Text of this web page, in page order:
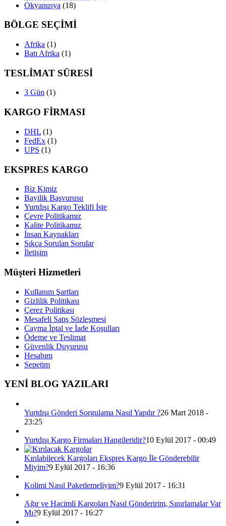
Okyanusya (18)
BÖLGE SEÇİMİ
Afrika (1)
Batı Afrika (1)
TESLİMAT SÜRESİ
3 Gün (1)
KARGO FİRMASI
DHL (1)
FedEx (1)
UPS (1)
EKSPRES KARGO
Biz Kimiz
Bayilik Başvurusu
Yurtdışı Kargo Teklifi İste
Çevre Politikamız
Kalite Politikamız
İnsan Kaynakları
Sıkça Sorulan Sorular
İletişim
Müşteri Hizmetleri
Kullanım Şartları
Gizlilik Politikası
Çerez Politikası
Mesafeli Satış Sözleşmesi
Cayma İptal ve İade Koşulları
Ödeme ve Teslimat
Güvenlik Duyurusu
Hesabım
Sepetim
YENİ BLOG YAZILARI
Yurtdışı Gönderi Sorgulama Nasıl Yapılır ?26 Mart 2018 -
23:25
Yurtdışı Kargo Firmaları Hangileridir?10 Eylül 2017 - 00:49
Kırılabilecek Kargoları Ekspres Kargo İle Gönderebilir
Miyim?9 Eylül 2017 - 16:36
Kolimi Nasıl Paketlemeliyim?9 Eylül 2017 - 16:31
Ağır ve Hacimli Kargoları Nasıl Gönderirim, Sınırlamalar Var
Mı?9 Eylül 2017 - 16:27